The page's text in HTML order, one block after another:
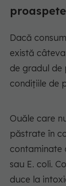
proaspete
Dacă
există
de gradul de
condițiile de
Ouăle care
păstrate în
contaminate
sau E. coli.
duce la